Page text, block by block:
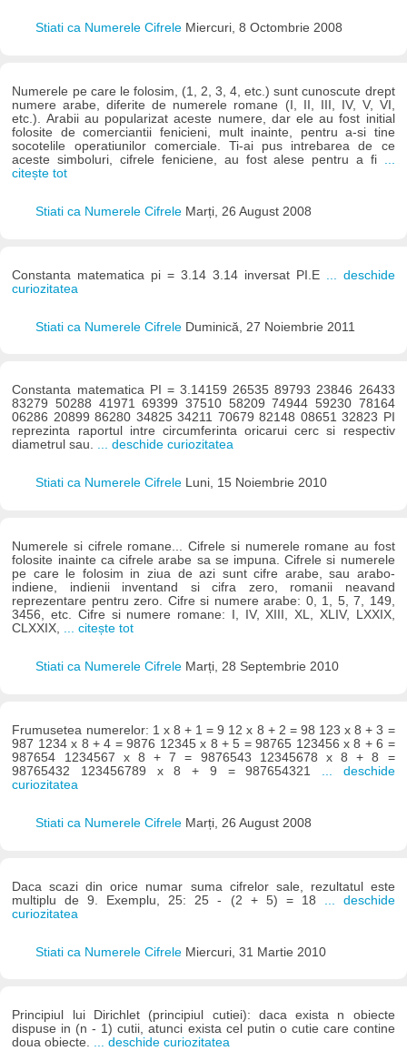
Stiati ca Numerele Cifrele Miercuri, 8 Octombrie 2008
Numerele pe care le folosim, (1, 2, 3, 4, etc.) sunt cunoscute drept
numere arabe, diferite de numerele romane (I, II, III, IV, V, VI,
etc.). Arabii au popularizat aceste numere, dar ele au fost initial
folosite de comerciantii fenicieni, mult inainte, pentru a-si tine
socotelile operatiunilor comerciale. Ti-ai pus intrebarea de ce
aceste simboluri, cifrele feniciene, au fost alese pentru a fi
citește tot
Stiati ca Numerele Cifrele Marți, 26 August 2008
Constanta matematica pi = 3.14 3.14 inversat PI.E
... deschide
curiozitatea
Stiati ca Numerele Cifrele Duminică, 27 Noiembrie 2011
Constanta matematica PI = 3.14159 26535 89793 23846 26433
83279 50288 41971 69399 37510 58209 74944 59230 78164
06286 20899 86280 34825 34211 70679 82148 08651 32823 PI
reprezinta raportul intre circumferinta oricarui cerc si respectiv
diametrul sau. ... deschide curiozitatea
Stiati ca Numerele Cifrele Luni, 15 Noiembrie 2010
Numerele si cifrele romane... Cifrele si numerele romane au fost
folosite inainte ca cifrele arabe sa se impuna. Cifrele si numerele
pe care le folosim in ziua de azi sunt cifre arabe, sau arabo-
indiene, indienii inventand si cifra zero, romanii neavand
reprezentare pentru zero. Cifre si numere arabe: 0, 1, 5, 7, 149,
3456, etc. Cifre si numere romane: I, IV, XIII, XL, XLIV, LXXIX,
CLXXIX, ... citește tot
Stiati ca Numerele Cifrele Marți, 28 Septembrie 2010
Frumusetea numerelor: 1 x 8 + 1 = 9 12 x 8 + 2 = 98 123 x 8 + 3 =
987 1234 x 8 + 4 = 9876 12345 x 8 + 5 = 98765 123456 x 8 + 6 =
987654 1234567 x 8 + 7 = 9876543 12345678 x 8 + 8 =
98765432 123456789 x 8 + 9 = 987654321
... deschide
curiozitatea
Stiati ca Numerele Cifrele Marți, 26 August 2008
Daca scazi din orice numar suma cifrelor sale, rezultatul este
multiplu de 9. Exemplu, 25: 25 - (2 + 5) = 18
... deschide
curiozitatea
Stiati ca Numerele Cifrele Miercuri, 31 Martie 2010
Principiul lui Dirichlet (principiul cutiei): daca exista n obiecte
dispuse in (n - 1) cutii, atunci exista cel putin o cutie care contine
doua obiecte. ... deschide curiozitatea